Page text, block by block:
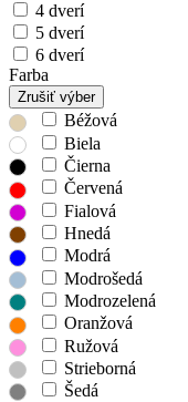
4 dverí
5 dverí
6 dverí
Farba
Zrušiť výber
Béžová
Biela
Čierna
Červená
Fialová
Hnedá
Modrá
Modrošedá
Modrozelená
Oranžová
Ružová
Strieborná
Šedá